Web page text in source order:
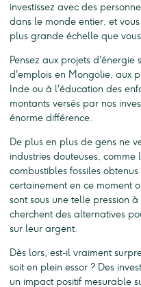
investissez avec des
dans le monde entier, et
plus grande échelle que
Pensez aux projets
d'emplois en Mongolie, aux
Inde ou à l'éducation des
montants versés par nos
énorme différence.
De plus en plus de gens ne
industries douteuses,
combustibles fossiles
certainement en ce moment
sont sous une telle pression
cherchent des alternatives
sur leur argent.
Dès lors, est-il vraiment
soit en plein essor ? Des
un impact positif mesurable